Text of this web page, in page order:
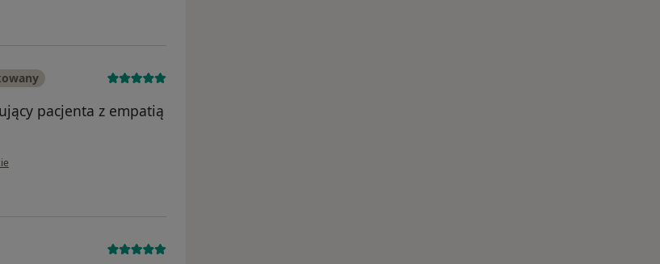
pacjenta z empatią
Antoni Zachajasiewicz